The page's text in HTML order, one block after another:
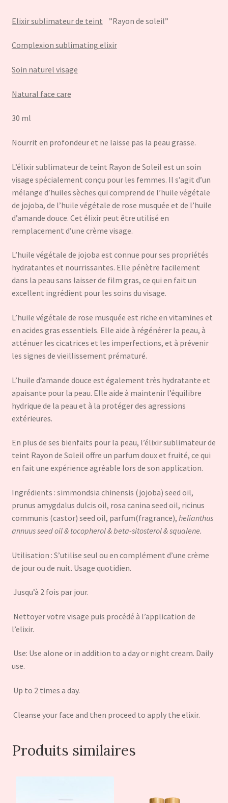
Elixir sublimateur de teint ”Rayon de soleil”
Complexion sublimating elixir
Soin naturel visage
Natural face care
30 ml
Nourrit en profondeur et ne laisse pas la peau grasse.
L’élixir sublimateur de teint Rayon de Soleil est un soin
visage spécialement conçu pour les femmes. Il s’agit d’un
mélange d’huiles sèches qui comprend de l’huile végétale
de jojoba, de l’huile végétale de rose musquée et de l’huile
d’amande douce. Cet élixir peut être utilisé en
remplacement d’une crème visage.
L’huile végétale de jojoba est connue pour ses propriétés
hydratantes et nourrissantes. Elle pénètre facilement
dans la peau sans laisser de film gras, ce qui en fait un
excellent ingrédient pour les soins du visage.
L’huile végétale de rose musquée est riche en vitamines et
en acides gras essentiels. Elle aide à régénérer la peau, à
atténuer les cicatrices et les imperfections, et à prévenir
les signes de vieillissement prématuré.
L’huile d’amande douce est également très hydratante et
apaisante pour la peau. Elle aide à maintenir l’équilibre
hydrique de la peau et à la protéger des agressions
extérieures.
En plus de ses bienfaits pour la peau, l’élixir sublimateur de
teint Rayon de Soleil offre un parfum doux et fruité, ce qui
en fait une expérience agréable lors de son application.
Ingrédients : simmondsia chinensis (jojoba) seed oil,
prunus amygdalus dulcis oil, rosa canina seed oil, ricinus
communis (castor) seed oil, parfum(fragrance), helianthus
annuus seed oil & tocopherol & beta-sitosterol & squalene.
Utilisation : S’utilise seul ou en complément d’une crème
de jour ou de nuit. Usage quotidien.
Jusqu’à 2 fois par jour.
Nettoyer votre visage puis procédé à l’application de
l’elixir.
Use: Use alone or in addition to a day or night cream. Daily
use.
Up to 2 times a day.
Cleanse your face and then proceed to apply the elixir.
Produits similaires